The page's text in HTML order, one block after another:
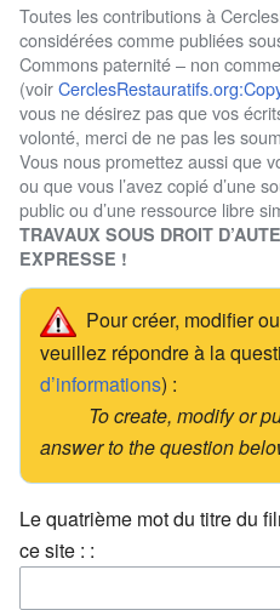
Toutes les contributions à
considérées comme publiées
Commons paternité – non
(voir
vous ne désirez pas que vos
volonté, merci de ne pas les
Vous nous promettez aussi que
ou que vous l’avez copié d’une
public ou d’une ressource libre
TRAVAUX SOUS DROIT
EXPRESSE !
Pour créer, modifier
veuillez répondre à la
d’informations) :
To create, modify or
answer to the question
Le quatrième mot du titre du
ce site : :